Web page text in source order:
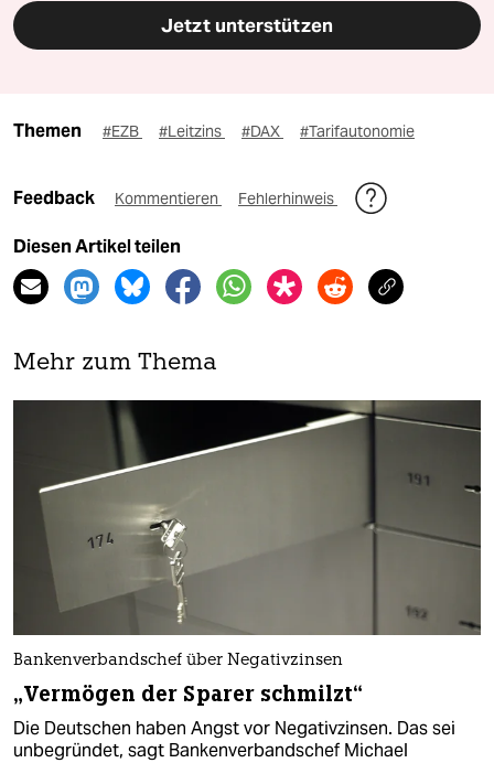
Jetzt unterstützen
Themen #EZB #Leitzins #DAX #Tarifautonomie
Feedback Kommentieren Fehlerhinweis
Diesen Artikel teilen
Mehr zum Thema
Bankenverbandschef über Negativzinsen
„Vermögen der Sparer schmilzt“
Die Deutschen haben Angst vor Negativzinsen. Das sei
unbegründet, sagt Bankenverbandschef Michael